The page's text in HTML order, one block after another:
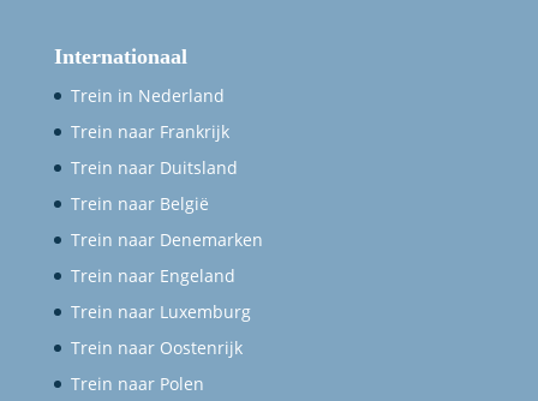
Internationaal
Trein in Nederland
Trein naar Frankrijk
Trein naar Duitsland
Trein naar België
Trein naar Denemarken
Trein naar Engeland
Trein naar Luxemburg
Trein naar Oostenrijk
Trein naar Polen